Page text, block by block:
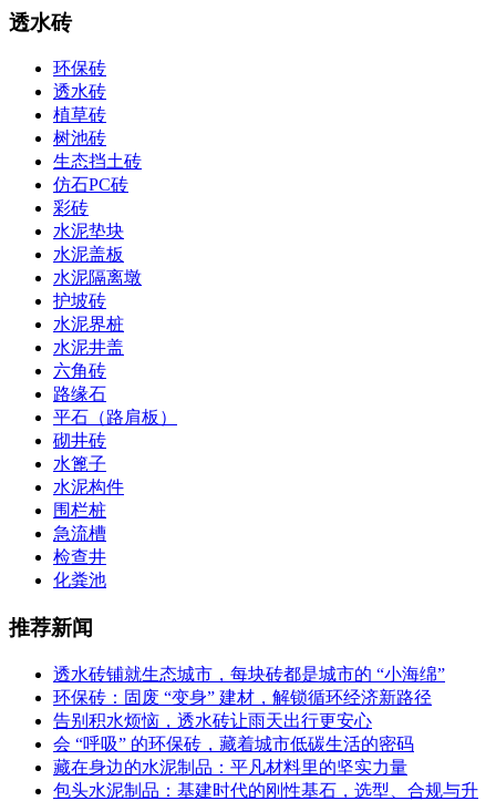
透水砖
环保砖
透水砖
植草砖
树池砖
生态挡土砖
仿石PC砖
彩砖
水泥垫块
水泥盖板
水泥隔离墩
护坡砖
水泥界桩
水泥井盖
六角砖
路缘石
平石（路肩板）
砌井砖
水篦子
水泥构件
围栏桩
急流槽
检查井
化粪池
推荐新闻
透水砖铺就生态城市，每块砖都是城市的 “小海绵”
环保砖：固废 “变身” 建材，解锁循环经济新路径
告别积水烦恼，透水砖让雨天出行更安心
会 “呼吸” 的环保砖，藏着城市低碳生活的密码
藏在身边的水泥制品：平凡材料里的坚实力量
包头水泥制品：基建时代的刚性基石，选型、合规与升